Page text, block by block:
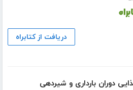
دریافت از کتابراه
دوران بارداری و شیردهی